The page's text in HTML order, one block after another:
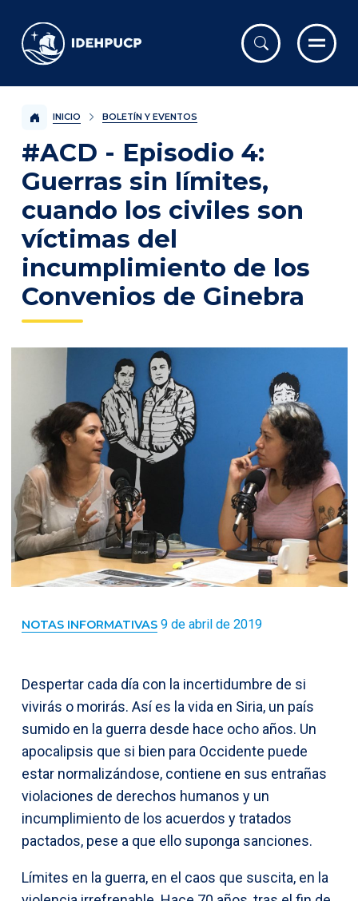
IDEHPUCP
INICIO BOLETÍN Y EVENTOS
#ACD - Episodio 4:
Guerras sin límites,
cuando los civiles son
víctimas del
incumplimiento de los
Convenios de Ginebra
NOTAS INFORMATIVAS 9 de abril de 2019
Despertar cada día con la incertidumbre de si
vivirás o morirás. Así es la vida en Siria, un país
sumido en la guerra desde hace ocho años. Un
apocalipsis que si bien para Occidente puede
estar normalizándose, contiene en sus entrañas
violaciones de derechos humanos y un
incumplimiento de los acuerdos y tratados
pactados, pese a que ello suponga sanciones.
Límites en la guerra, en el caos que suscita, en la